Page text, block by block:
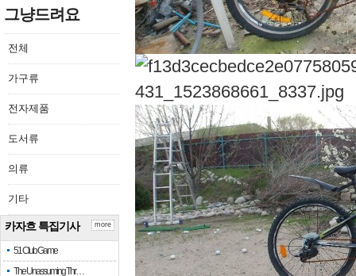
그냥드려요
전체
가구류
전자제품
도서류
의류
기타
카자흐 특집기사
51 Club Game
The Unassuming Thr…
more